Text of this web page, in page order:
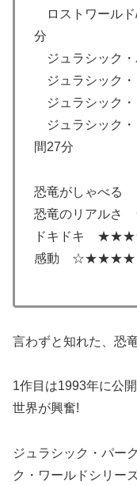
ロストワール
分
ジュラシック
ジュラシック
ジュラシック
ジュラシック
間27分
恐竜がしゃべる
恐竜のリアル
ドキドキ
感動 ☆★★★★
言わずと知れた、恐
1作目は1993年に公
世界が興奮!
ジュラシック・パー
ク・ワールドシリー